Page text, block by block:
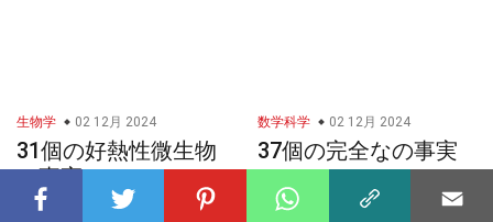
生物学 02 12月 2024
31個の好熱性微生物
の事実
数学科学 02 12月 2024
37個の完全なの事実